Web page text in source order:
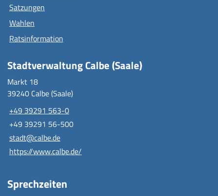
Satzungen
Wahlen
Ratsinformation
Stadtverwaltung Calbe (Saale)
Markt 18
39240 Calbe (Saale)
+49 39291 563-0
+49 39291 56-500
stadt@calbe.de
https://www.calbe.de/
Sprechzeiten